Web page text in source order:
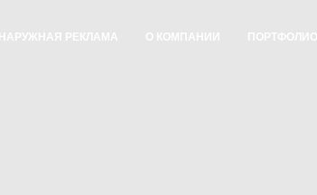
НАРУЖНАЯ РЕКЛАМА О КОМПАНИИ ПОРТФОЛИО